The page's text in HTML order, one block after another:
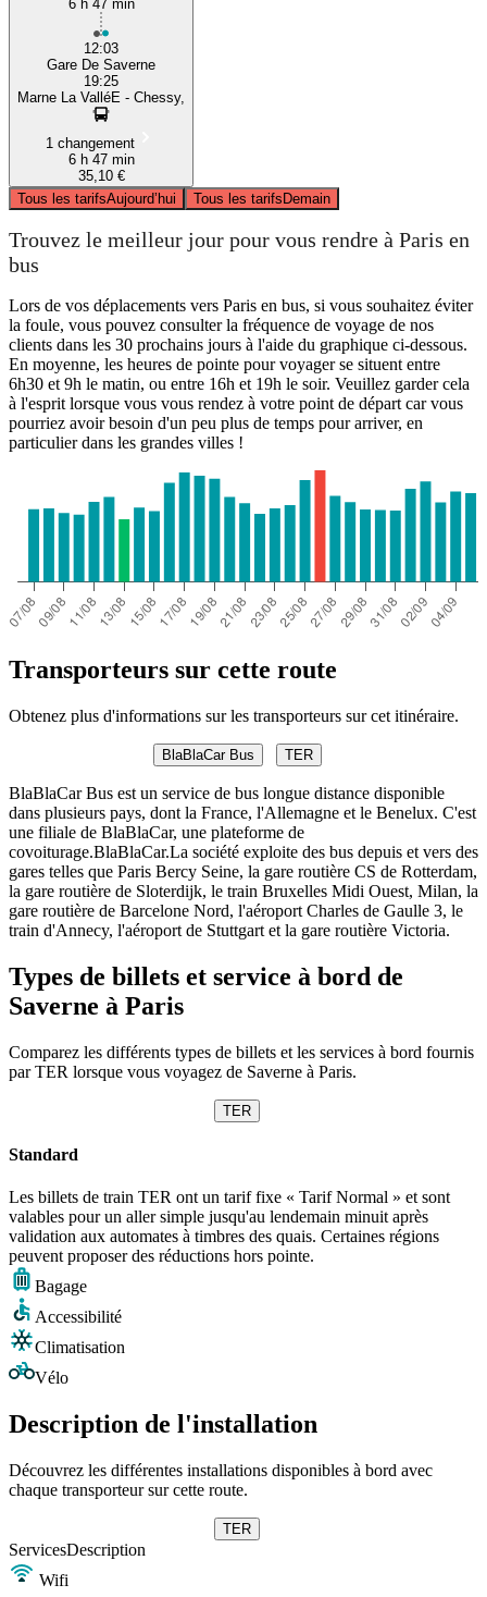
6 h 47 min
12:03
Gare De Saverne
19:25
Marne La ValléE - Chessy,
1 changement
6 h 47 min
35,10 €
Tous les tarifsAujourd’hui Tous les tarifsDemain
Trouvez le meilleur jour pour vous rendre à Paris en
bus
Lors de vos déplacements vers Paris en bus, si vous souhaitez éviter
la foule, vous pouvez consulter la fréquence de voyage de nos
clients dans les 30 prochains jours à l'aide du graphique ci-dessous.
En moyenne, les heures de pointe pour voyager se situent entre
6h30 et 9h le matin, ou entre 16h et 19h le soir. Veuillez garder cela
à l'esprit lorsque vous vous rendez à votre point de départ car vous
pourriez avoir besoin d'un peu plus de temps pour arriver, en
particulier dans les grandes villes !
Transporteurs sur cette route
Obtenez plus d'informations sur les transporteurs sur cet itinéraire.
BlaBlaCar Bus TER
BlaBlaCar Bus est un service de bus longue distance disponible
dans plusieurs pays, dont la France, l'Allemagne et le Benelux. C'est
une filiale de BlaBlaCar, une plateforme de
covoiturage.BlaBlaCar.La société exploite des bus depuis et vers des
gares telles que Paris Bercy Seine, la gare routière CS de Rotterdam,
la gare routière de Sloterdijk, le train Bruxelles Midi Ouest, Milan, la
gare routière de Barcelone Nord, l'aéroport Charles de Gaulle 3, le
train d'Annecy, l'aéroport de Stuttgart et la gare routière Victoria.
Types de billets et service à bord de
Saverne à Paris
Comparez les différents types de billets et les services à bord fournis
par TER lorsque vous voyagez de Saverne à Paris.
TER
Standard
Les billets de train TER ont un tarif fixe « Tarif Normal » et sont
valables pour un aller simple jusqu'au lendemain minuit après
validation aux automates à timbres des quais. Certaines régions
peuvent proposer des réductions hors pointe.
Bagage
Accessibilité
Climatisation
Vélo
Description de l'installation
Découvrez les différentes installations disponibles à bord avec
chaque transporteur sur cette route.
TER
ServicesDescription
Wifi